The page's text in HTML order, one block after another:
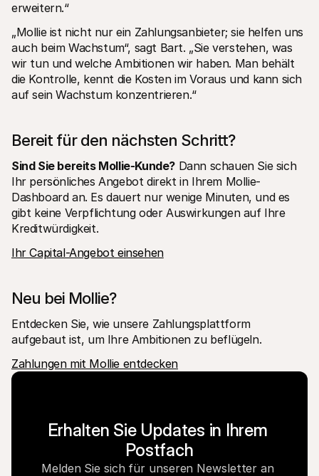
erweitern.“
„Mollie ist nicht nur ein Zahlungsanbieter; sie helfen uns
auch beim Wachstum“, sagt Bart. „Sie verstehen, was
wir tun und welche Ambitionen wir haben. Man behält
die Kontrolle, kennt die Kosten im Voraus und kann sich
auf sein Wachstum konzentrieren.“
Bereit für den nächsten Schritt?
Sind Sie bereits Mollie-Kunde? Dann schauen Sie sich
Ihr persönliches Angebot direkt in Ihrem Mollie-
Dashboard an. Es dauert nur wenige Minuten, und es
gibt keine Verpflichtung oder Auswirkungen auf Ihre
Kreditwürdigkeit.
Ihr Capital-Angebot einsehen
Neu bei Mollie?
Entdecken Sie, wie unsere Zahlungsplattform
aufgebaut ist, um Ihre Ambitionen zu beflügeln.
Zahlungen mit Mollie entdecken
Erhalten Sie Updates in Ihrem
Postfach
Melden Sie sich für unseren Newsletter an